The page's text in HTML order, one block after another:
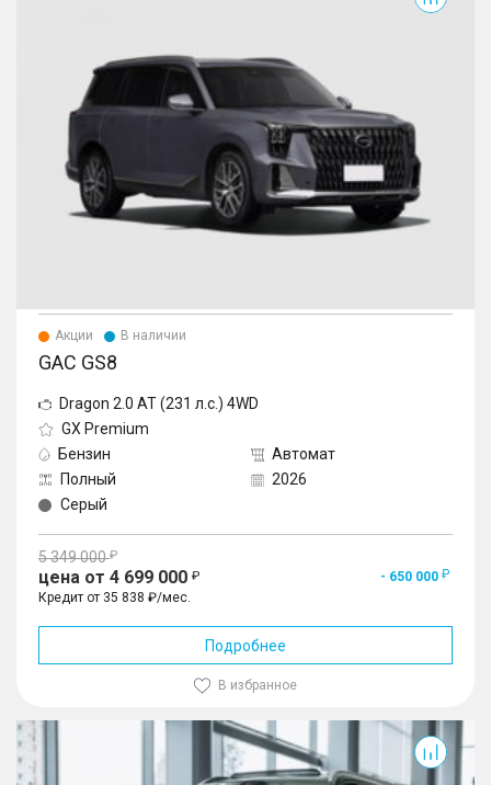
Акции В наличии
GAC GS8
Dragon 2.0 AT (231 л.с.) 4WD
GX Premium
Бензин
Автомат
Полный
2026
Серый
5 349 000
цена от 4 699 000
- 650 000
Кредит от 35 838 ₽/мес.
Подробнее
В избранное
GS8